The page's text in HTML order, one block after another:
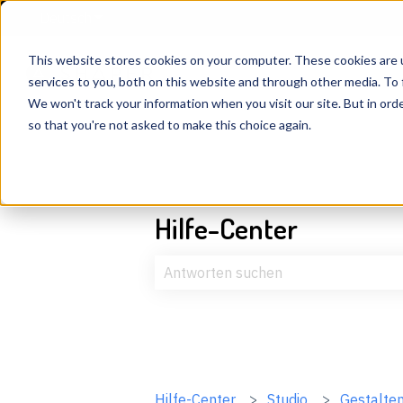
This website stores cookies on your computer. These cookies
services to you, both on this website and through other media.
We won't track your information when you visit our site. But in
so that you're not asked to make this choice again.
Hilfe-Center
Hilfe-Center Studio